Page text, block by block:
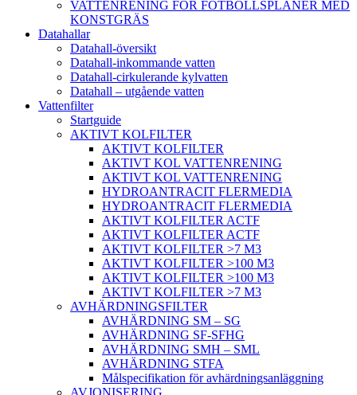
VATTENRENING FÖR FOTBOLLSPLANER MED
KONSTGRÄS
Datahallar
Datahall-översikt
Datahall-inkommande vatten
Datahall-cirkulerande kylvatten
Datahall – utgående vatten
Vattenfilter
Startguide
AKTIVT KOLFILTER
AKTIVT KOLFILTER
AKTIVT KOL VATTENRENING
AKTIVT KOL VATTENRENING
HYDROANTRACIT FLERMEDIA
HYDROANTRACIT FLERMEDIA
AKTIVT KOLFILTER ACTF
AKTIVT KOLFILTER ACTF
AKTIVT KOLFILTER >7 M3
AKTIVT KOLFILTER >100 M3
AKTIVT KOLFILTER >100 M3
AKTIVT KOLFILTER >7 M3
AVHÄRDNINGSFILTER
AVHÄRDNING SM – SG
AVHÄRDNING SF-SFHG
AVHÄRDNING SMH – SML
AVHÄRDNING STFA
Målspecifikation för avhärdningsanläggning
AVJONISERING